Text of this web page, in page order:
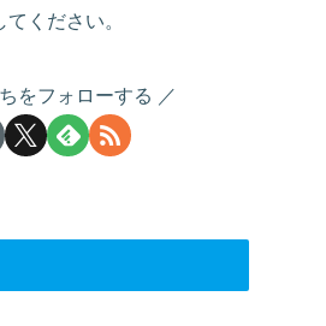
ください。
をフォローする